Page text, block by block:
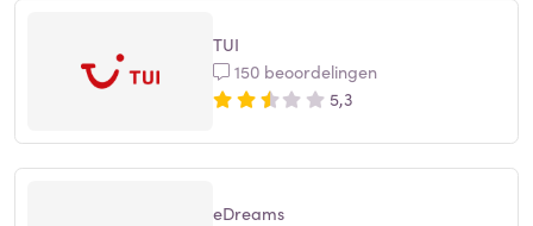
TUI
150 beoordelingen
5,3
eDreams